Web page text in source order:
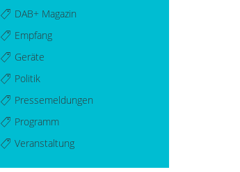
DAB+ Magazin
Empfang
Geräte
Politik
Pressemeldungen
Programm
Veranstaltung